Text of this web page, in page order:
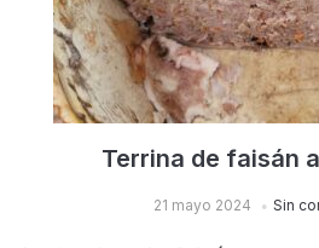
Terrina de faisán
21 mayo 2024 Sin